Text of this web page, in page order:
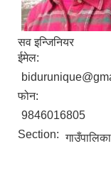
सव इन्जिनियर
ईमेल:
फोन:
9846016805
Section: गाउँपालिका